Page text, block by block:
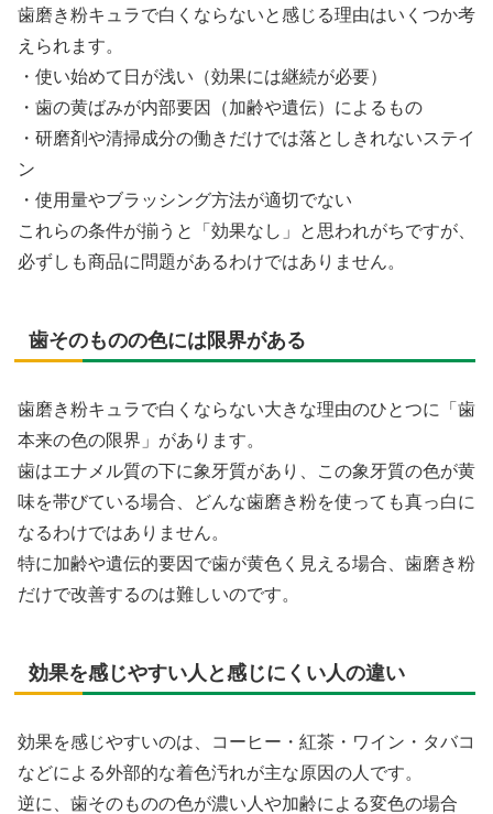
歯磨き粉キュラで白くならないと感じる理由はいくつか考
えられます。
・使い始めて日が浅い（効果には継続が必要）
・歯の黄ばみが内部要因（加齢や遺伝）によるもの
・研磨剤や清掃成分の働きだけでは落としきれないステイ
ン
・使用量やブラッシング方法が適切でない
これらの条件が揃うと「効果なし」と思われがちですが、
必ずしも商品に問題があるわけではありません。
歯そのものの色には限界がある
歯磨き粉キュラで白くならない大きな理由のひとつに「歯
本来の色の限界」があります。
歯はエナメル質の下に象牙質があり、この象牙質の色が黄
味を帯びている場合、どんな歯磨き粉を使っても真っ白に
なるわけではありません。
特に加齢や遺伝的要因で歯が黄色く見える場合、歯磨き粉
だけで改善するのは難しいのです。
効果を感じやすい人と感じにくい人の違い
効果を感じやすいのは、コーヒー・紅茶・ワイン・タバコ
などによる外部的な着色汚れが主な原因の人です。
逆に、歯そのものの色が濃い人や加齢による変色の場合